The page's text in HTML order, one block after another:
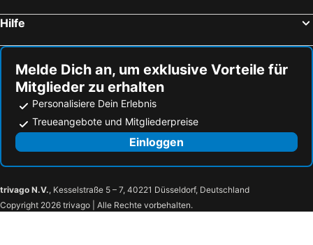
Hilfe
Melde Dich an, um exklusive Vorteile für
Mitglieder zu erhalten
Personalisiere Dein Erlebnis
Treueangebote und Mitgliederpreise
Einloggen
trivago N.V., Kesselstraße 5 – 7, 40221 Düsseldorf, Deutschland
Copyright 2026 trivago | Alle Rechte vorbehalten.